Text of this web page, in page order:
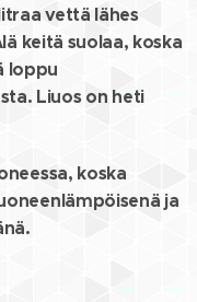
vettä lähes
keitä suolaa, koska
loppu
Liuos on heti
koska
ja